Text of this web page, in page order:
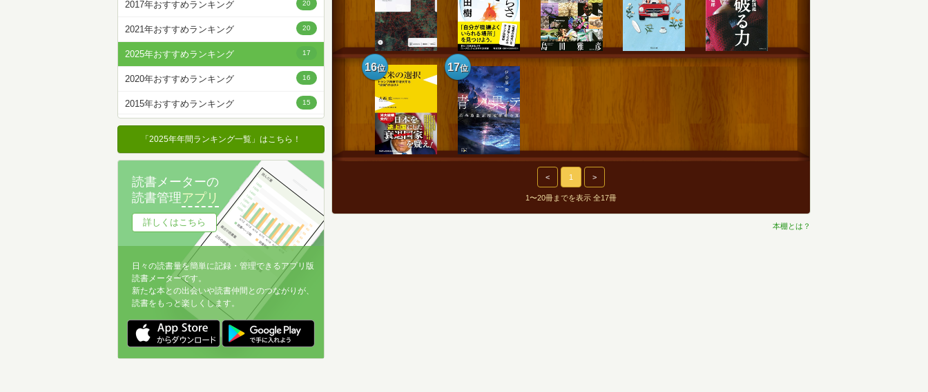
2017年おすすめランキング 20
2021年おすすめランキング 20
2025年おすすめランキング 17
2020年おすすめランキング 16
2015年おすすめランキング 15
2019年おすすめランキング 13
2026年おすすめランキング 5
「2025年年間ランキング一覧」はこちら！
読書メーターの
読書管理アプリ
詳しくはこちら
日々の読書量を簡単に記録・管理できるアプリ版
読書メーターです。
新たな本との出会いや読書仲間とのつながりが、
読書をもっと楽しくします。
16位 17位
< 1 >
1〜20冊までを表示 全17冊
本棚とは？